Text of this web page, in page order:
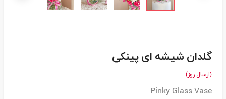
گلدان شیشه ای پینکی
(ارسال روز)
Pinky Glass Vase